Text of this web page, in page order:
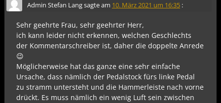
Admin Stefan Langsagte am 10. März 2021 um 16:35 :
Sehr geehrte Frau, sehr geehrter Herr,
ich kann leider nicht erkennen, welchen Geschlechts
der Kommentarschreiber ist, daher die doppelte Anrede
😉
Möglicherweise hat das ganze eine sehr einfache
Ursache, dass nämlich der Pedalstock fürs linke Pedal
zu stramm untersteht und die Hammerleiste nach vorne
drückt. Es muss nämlich ein wenig Luft sein zwischen